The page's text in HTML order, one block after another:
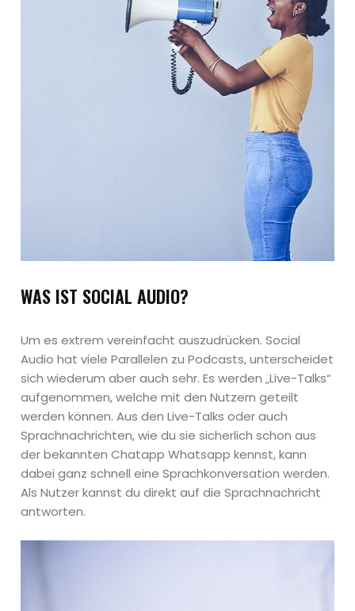
WAS IST SOCIAL AUDIO?
Um es extrem vereinfacht auszudrücken. Social
Audio hat viele Parallelen zu Podcasts, unterscheidet
sich wiederum aber auch sehr. Es werden „Live-Talks“
aufgenommen, welche mit den Nutzern geteilt
werden können. Aus den Live-Talks oder auch
Sprachnachrichten, wie du sie sicherlich schon aus
der bekannten Chatapp Whatsapp kennst, kann
dabei ganz schnell eine Sprachkonversation werden.
Als Nutzer kannst du direkt auf die Sprachnachricht
antworten.